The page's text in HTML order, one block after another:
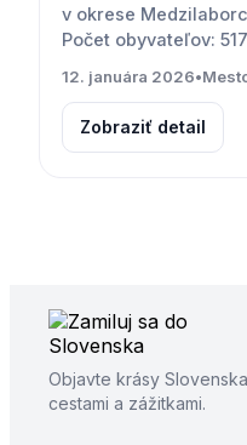
v okrese
Počet obyvateľov:
12. januára 2026•
Zobraziť detail
Objavte krásy
cestami a zážitkami.